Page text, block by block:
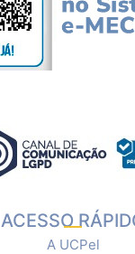
ACESSO
A UCPel